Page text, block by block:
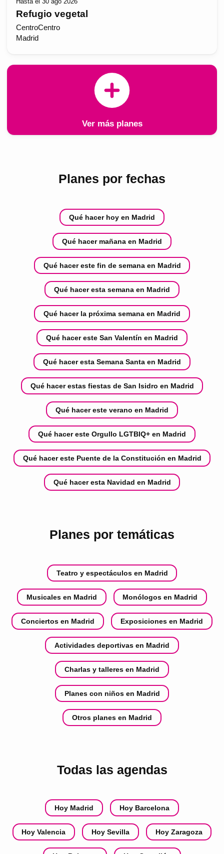
Refugio vegetal
CentroCentro
Madrid
Ver más planes
Planes por fechas
Qué hacer hoy en Madrid
Qué hacer mañana en Madrid
Qué hacer este fin de semana en Madrid
Qué hacer esta semana en Madrid
Qué hacer la próxima semana en Madrid
Qué hacer este San Valentín en Madrid
Qué hacer esta Semana Santa en Madrid
Qué hacer estas fiestas de San Isidro en Madrid
Qué hacer este verano en Madrid
Qué hacer este Orgullo LGTBIQ+ en Madrid
Qué hacer este Puente de la Constitución en Madrid
Qué hacer esta Navidad en Madrid
Planes por temáticas
Teatro y espectáculos en Madrid
Musicales en Madrid Monólogos en Madrid
Conciertos en Madrid Exposiciones en Madrid
Actividades deportivas en Madrid
Charlas y talleres en Madrid
Planes con niños en Madrid
Otros planes en Madrid
Todas las agendas
Hoy Madrid Hoy Barcelona
Hoy Valencia Hoy Sevilla Hoy Zaragoza